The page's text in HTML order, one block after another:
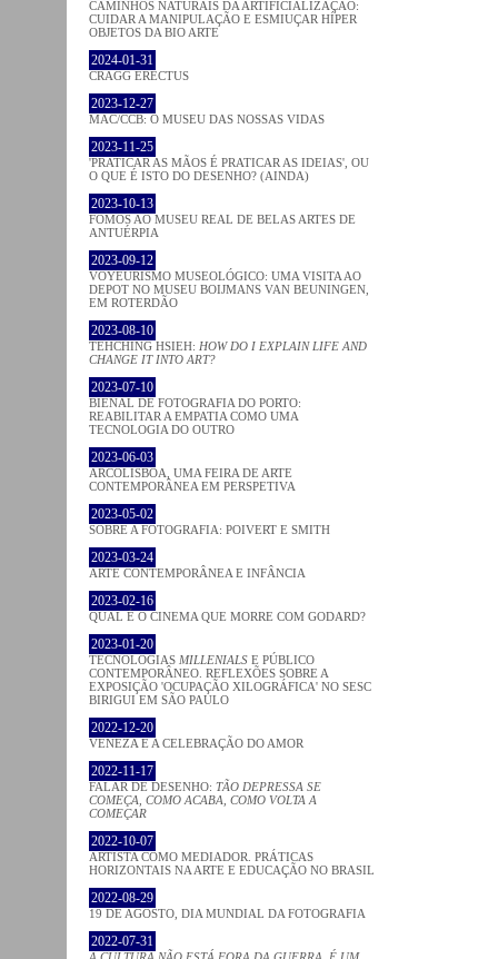
CAMINHOS NATURAIS DA ARTIFICIALIZAÇÃO:
CUIDAR A MANIPULAÇÃO E ESMIUÇAR HÍPER
OBJETOS DA BIO ARTE
2024-01-31
CRAGG ERECTUS
2023-12-27
MAC/CCB: O MUSEU DAS NOSSAS VIDAS
2023-11-25
'PRATICAR AS MÃOS É PRATICAR AS IDEIAS', OU
O QUE É ISTO DO DESENHO? (AINDA)
2023-10-13
FOMOS AO MUSEU REAL DE BELAS ARTES DE
ANTUÉRPIA
2023-09-12
VOYEURISMO MUSEOLÓGICO: UMA VISITA AO
DEPOT NO MUSEU BOIJMANS VAN BEUNINGEN,
EM ROTERDÃO
2023-08-10
TEHCHING HSIEH: HOW DO I EXPLAIN LIFE AND
CHANGE IT INTO ART?
2023-07-10
BIENAL DE FOTOGRAFIA DO PORTO:
REABILITAR A EMPATIA COMO UMA
TECNOLOGIA DO OUTRO
2023-06-03
ARCOLISBOA, UMA FEIRA DE ARTE
CONTEMPORÂNEA EM PERSPETIVA
2023-05-02
SOBRE A FOTOGRAFIA: POIVERT E SMITH
2023-03-24
ARTE CONTEMPORÂNEA E INFÂNCIA
2023-02-16
QUAL É O CINEMA QUE MORRE COM GODARD?
2023-01-20
TECNOLOGIAS MILLENIALS E PÚBLICO
CONTEMPORÂNEO. REFLEXÕES SOBRE A
EXPOSIÇÃO 'OCUPAÇÃO XILOGRÁFICA' NO SESC
BIRIGUI EM SÃO PAULO
2022-12-20
VENEZA E A CELEBRAÇÃO DO AMOR
2022-11-17
FALAR DE DESENHO: TÃO DEPRESSA SE
COMEÇA, COMO ACABA, COMO VOLTA A
COMEÇAR
2022-10-07
ARTISTA COMO MEDIADOR. PRÁTICAS
HORIZONTAIS NA ARTE E EDUCAÇÃO NO BRASIL
2022-08-29
19 DE AGOSTO, DIA MUNDIAL DA FOTOGRAFIA
2022-07-31